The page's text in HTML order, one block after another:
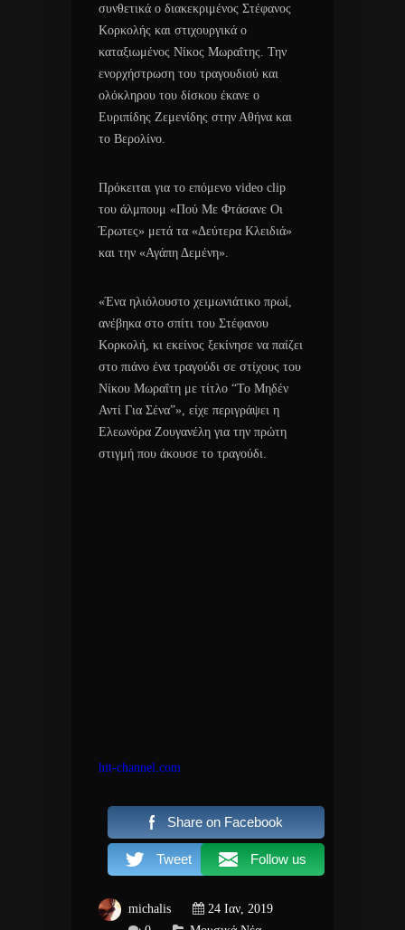
συνθετικά ο διακεκριμένος Στέφανος
Κορκολής και στιχουργικά ο
καταξιωμένος Νίκος Μωραΐτης. Την
ενορχήστρωση του τραγουδιού και
ολόκληρου του δίσκου έκανε ο
Ευριπίδης Ζεμενίδης στην Αθήνα και
το Βερολίνο.
Πρόκειται για το επόμενο video clip
του άλμπουμ «Πού Με Φτάσανε Οι
Έρωτες» μετά τα «Δεύτερα Κλειδιά»
και την «Αγάπη Δεμένη».
«Ένα ηλιόλουστο χειμωνιάτικο πρωί,
ανέβηκα στο σπίτι του Στέφανου
Κορκολή, κι εκείνος ξεκίνησε να παίζει
στο πιάνο ένα τραγούδι σε στίχους του
Νίκου Μωραΐτη με τίτλο “Το Μηδέν
Αντί Για Σένα”», είχε περιγράψει η
Ελεωνόρα Ζουγανέλη για την πρώτη
στιγμή που άκουσε το τραγούδι.
hit-channel.com
Share on Facebook
Tweet Follow us
michalis
24 Ιαν, 2019